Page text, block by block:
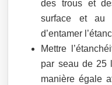
des trous et
surface et au
d’entamer
Mettre
par seau de 25
manière égale